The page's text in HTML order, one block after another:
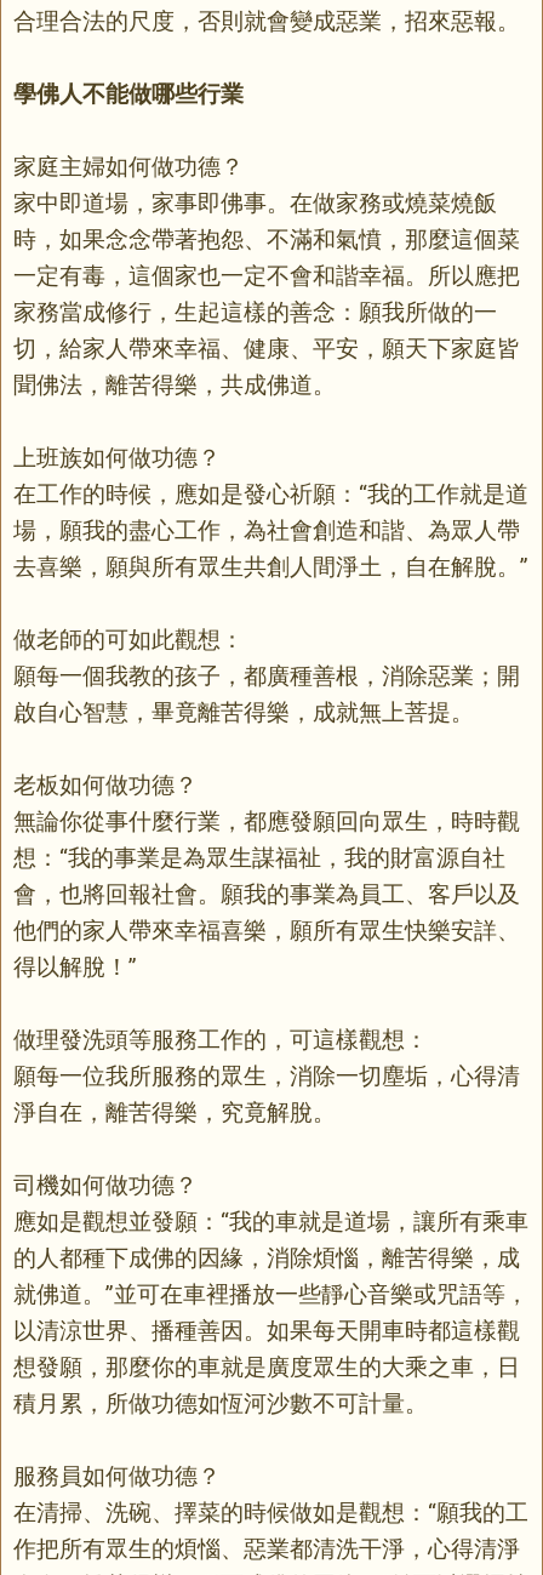
合理合法的尺度，否則就會變成惡業，招來惡報。
學佛人不能做哪些行業
家庭主婦如何做功德？
家中即道場，家事即佛事。在做家務或燒菜燒飯
時，如果念念帶著抱怨、不滿和氣憤，那麼這個菜
一定有毒，這個家也一定不會和諧幸福。所以應把
家務當成修行，生起這樣的善念：願我所做的一
切，給家人帶來幸福、健康、平安，願天下家庭皆
聞佛法，離苦得樂，共成佛道。
上班族如何做功德？
在工作的時候，應如是發心祈願：“我的工作就是道
場，願我的盡心工作，為社會創造和諧、為眾人帶
去喜樂，願與所有眾生共創人間淨土，自在解脫。”
做老師的可如此觀想：
願每一個我教的孩子，都廣種善根，消除惡業；開
啟自心智慧，畢竟離苦得樂，成就無上菩提。
老板如何做功德？
無論你從事什麼行業，都應發願回向眾生，時時觀
想：“我的事業是為眾生謀福祉，我的財富源自社
會，也將回報社會。願我的事業為員工、客戶以及
他們的家人帶來幸福喜樂，願所有眾生快樂安詳、
得以解脫！”
做理發洗頭等服務工作的，可這樣觀想：
願每一位我所服務的眾生，消除一切塵垢，心得清
淨自在，離苦得樂，究竟解脫。
司機如何做功德？
應如是觀想並發願：“我的車就是道場，讓所有乘車
的人都種下成佛的因緣，消除煩惱，離苦得樂，成
就佛道。”並可在車裡播放一些靜心音樂或咒語等，
以清涼世界、播種善因。如果每天開車時都這樣觀
想發願，那麼你的車就是廣度眾生的大乘之車，日
積月累，所做功德如恆河沙數不可計量。
服務員如何做功德？
在清掃、洗碗、擇菜的時候做如是觀想：“願我的工
作把所有眾生的煩惱、惡業都清洗干淨，心得清淨